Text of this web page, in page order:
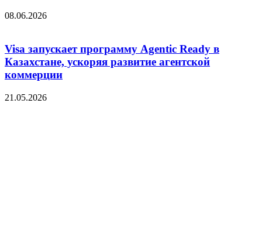
08.06.2026
Visa запускает программу Agentic Ready в
Казахстане, ускоряя развитие агентской
коммерции
21.05.2026